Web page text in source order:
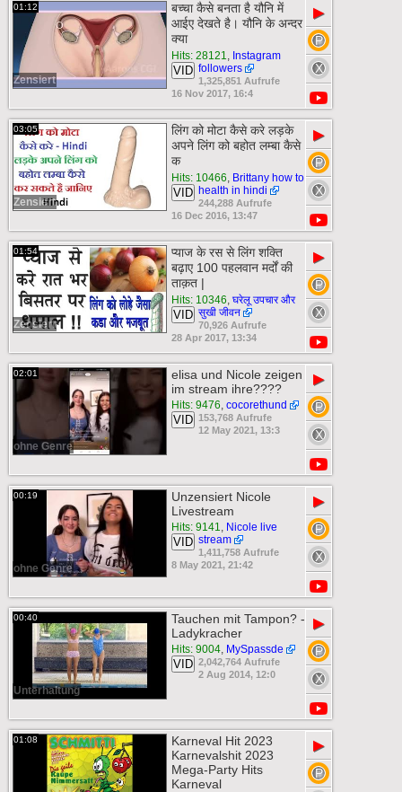
01:12
Zensiert
बच्चा कैसे बनता है यौनि में
आईए देखते है। यौनि के अन्दर
क्या
Hits: 28121, Instagram
followers
VID
1,325,851 Aufrufe
16 Nov 2017, 16:4
▶
03:05
Zensiert
लिंग को मोटा कैसे करे लड़के
अपने लिंग को बहोत लम्बा कैसे
क
Hits: 10466, Brittany how to
health in hindi
VID
244,288 Aufrufe
16 Dec 2016, 13:47
▶
01:54
Zensiert
प्याज के रस से लिंग शक्ति
बढ़ाए 100 पहलवान मर्दों की
ताक़त |
Hits: 10346, घरेलू उपचार और
सुखी जीवन
VID
70,926 Aufrufe
28 Apr 2017, 13:34
▶
02:01
ohne Genre
elisa und Nicole zeigen
im stream ihre????
Hits: 9476, cocorethund
VID 153,768 Aufrufe
12 May 2021, 13:3
▶
00:19
ohne Genre
Unzensiert Nicole
Livestream
Hits: 9141, Nicole live
stream
VID
1,411,758 Aufrufe
8 May 2021, 21:42
▶
00:40
Unterhaltung
Tauchen mit Tampon? -
Ladykracher
Hits: 9004, MySpassde
VID 2,042,764 Aufrufe
2 Aug 2014, 12:0
▶
01:08
Karneval Hit 2023
Karnevalshit 2023
Mega-Party Hits
Karneval
▶